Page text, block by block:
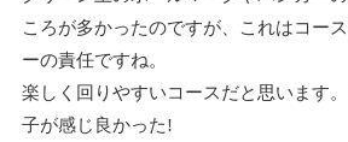
ころが多かったのですが、これはコー
ーの責任ですね。
楽しく回りやすいコースだと思います
子が感じ良かった!